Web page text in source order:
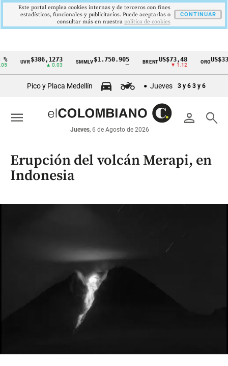
Cintillo
económicos
Colombia
$386,1273
▲ 0.03
SMMLV $1.750.905 BRENT US$73,48
▼ 1.12
OROUS$3342,60
▲ 8.20
Pico y Placa Medellín Jueves 3 y 6 3 y 6
person search
Jueves, 6 de Agosto de 2026
menu
Erupción del volcán Merapi, en
Indonesia
Este portal emplea cookies internas y de terceros con fines
estadísticos, funcionales y publicitarios. Puede aceptarlas o
consultar más en nuestra politica de cookies
CONTINUAR